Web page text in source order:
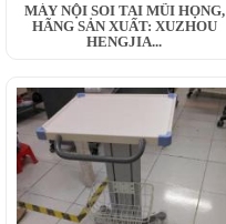
MÁY NỘI SOI TAI MŨI HỌNG,
HÃNG SẢN XUẤT: XUZHOU
HENGJIA...